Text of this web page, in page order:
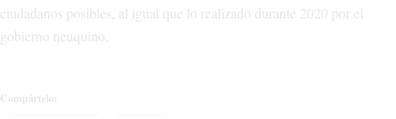
ciudadanos posibles, al igual que lo realizado durante 2020 por el
gobierno neuquino.
Compártelo: